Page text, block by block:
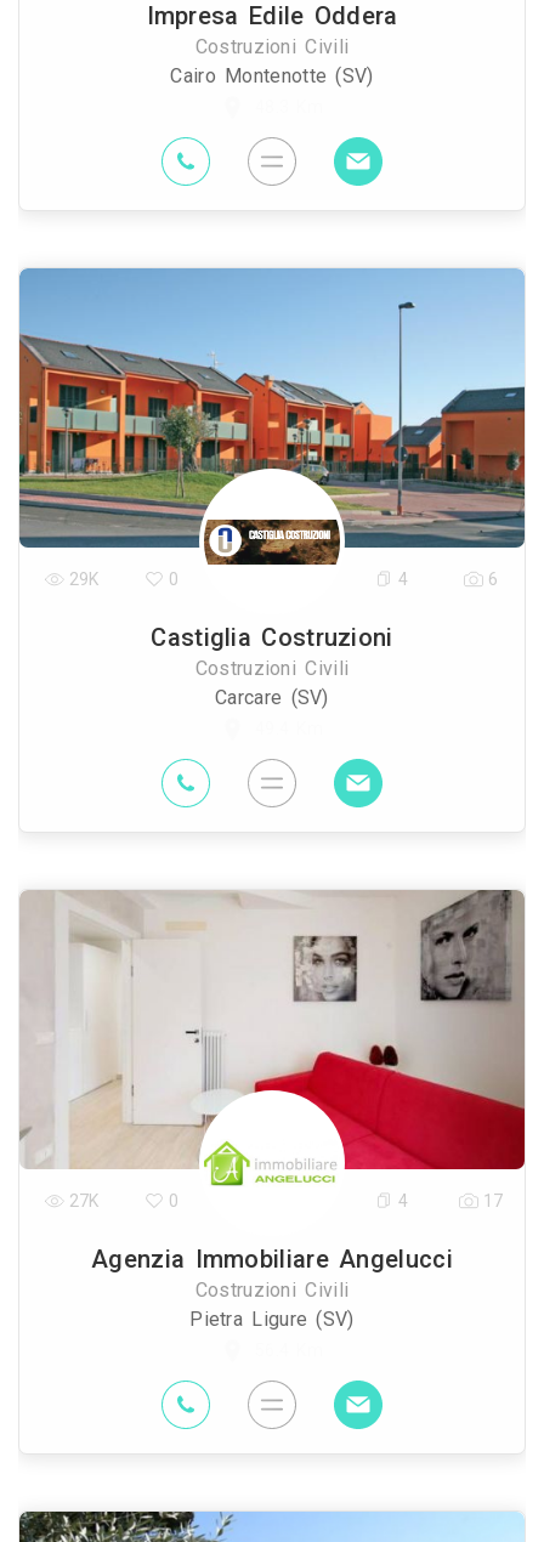
Impresa Edile Oddera
Costruzioni Civili
Cairo Montenotte (SV)
Castiglia Costruzioni
Costruzioni Civili
Carcare (SV)
29K 0 4 6
Agenzia Immobiliare Angelucci
Costruzioni Civili
Pietra Ligure (SV)
27K 0 4 17